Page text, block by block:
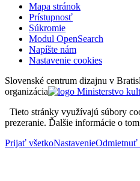
Mapa stránok
Prístupnosť
Súkromie
Modul OpenSearch
Napíšte nám
Nastavenie cookies
Slovenské centrum dizajnu v
organizácia
Tieto stránky využívajú súbory
prezeranie. Ďalšie informácie o tom
Prijať všetkoNastavenieOdmietnuť